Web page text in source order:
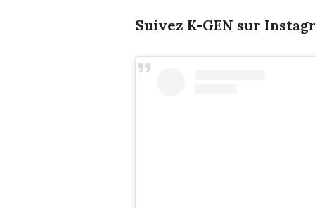
Suivez K-GEN sur